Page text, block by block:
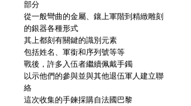
部分
從一般彎曲的金屬、鑲上軍階到精緻雕刻
的銀器各種形式
其上都刻有關鍵的識別元素
包括姓名、軍銜和序列號等等
戰後，許多入伍者繼續佩戴手鐲
以示他們的參與並與其他退伍軍人建立聯
絡
這次收集的手鍊採購自法國巴黎